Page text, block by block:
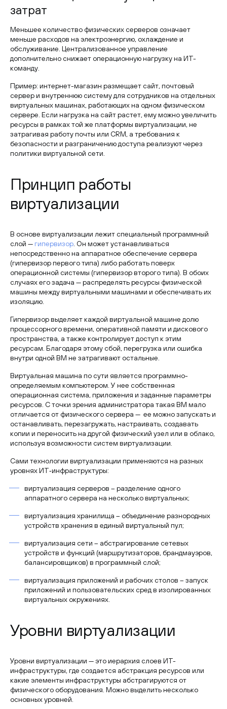
затрат
Меньшее количество физических серверов означает
меньше расходов на электроэнергию, охлаждение и
обслуживание. Централизованное управление
дополнительно снижает операционную нагрузку на ИТ-
команду.
Пример: интернет-магазин размещает сайт, почтовый
сервер и внутреннюю систему для сотрудников на отдельных
виртуальных машинах, работающих на одном физическом
сервере. Если нагрузка на сайт растет, ему можно увеличить
ресурсы в рамках той же платформы виртуализации, не
затрагивая работу почты или CRM, а требования к
безопасности и разграничению доступа реализуют через
политики виртуальной сети.
Принцип работы
виртуализации
В основе виртуализации лежит специальный программный
слой — гипервизор . Он может устанавливаться
непосредственно на аппаратное обеспечение сервера
(гипервизор первого типа) либо работать поверх
операционной системы (гипервизор второго типа). В обоих
случаях его задача — распределять ресурсы физической
машины между виртуальными машинами и обеспечивать их
изоляцию.
Гипервизор выделяет каждой виртуальной машине долю
процессорного времени, оперативной памяти и дискового
пространства, а также контролирует доступ к этим
ресурсам. Благодаря этому сбой, перегрузка или ошибка
внутри одной ВМ не затрагивают остальные.
Виртуальная машина по сути является программно-
определяемым компьютером. У нее собственная
операционная система, приложения и заданные параметры
ресурсов. С точки зрения администратора такая ВМ мало
отличается от физического сервера — ее можно запускать и
останавливать, перезагружать, настраивать, создавать
копии и переносить на другой физический узел или в облако,
используя возможности систем виртуализации.
Сами технологии виртуализации применяются на разных
уровнях ИТ‑инфраструктуры:
виртуализация серверов – разделение одного
аппаратного сервера на несколько виртуальных;
виртуализация хранилища – объединение разнородных
устройств хранения в единый виртуальный пул;
виртуализация сети – абстрагирование сетевых
устройств и функций (маршрутизаторов, брандмауэров,
балансировщиков) в программный слой;
виртуализация приложений и рабочих столов – запуск
приложений и пользовательских сред в изолированных
виртуальных окружениях.
Уровни виртуализации
Уровни виртуализации — это иерархия слоев ИТ-
инфраструктуры, где создается абстракция ресурсов или
какие элементы инфраструктуры абстрагируются от
физического оборудования. Можно выделить несколько
основных уровней.